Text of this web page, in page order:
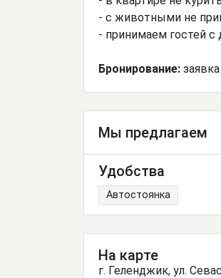
- с животными не
- принимаем гостей
Бронирование:
Мы предлагаем
Удобства
Автостоянка
На карте
г. Геленджик, ул.